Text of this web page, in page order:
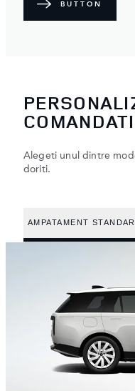
BUTTON
COMANDATI
Alegeti unul dintre
doriti.
AMPATAMENT